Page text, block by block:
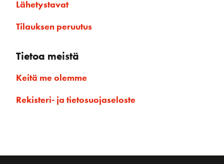
Lähetystavat
Tilauksen peruutus
Tietoa meistä
Keitä me olemme
Rekisteri- ja tietosuojaseloste